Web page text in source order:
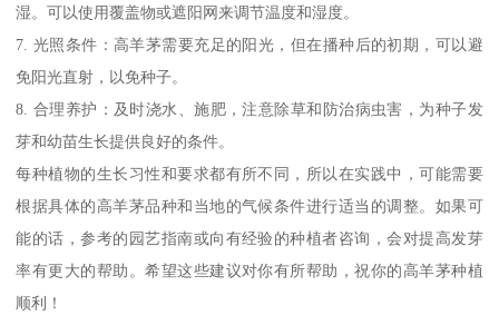
湿。可以使用覆盖物或遮阳网来调节温度和湿度。
7. 光照条件：高羊茅需要充足的阳光，但在播种后的初期，可以避
免阳光直射，以免种子。
8. 合理养护：及时浇水、施肥，注意除草和防治病虫害，为种子发
芽和幼苗生长提供良好的条件。
每种植物的生长习性和要求都有所不同，所以在实践中，可能需要
根据具体的高羊茅品种和当地的气候条件进行适当的调整。如果可
能的话，参考的园艺指南或向有经验的种植者咨询，会对提高发芽
率有更大的帮助。希望这些建议对你有所帮助，祝你的高羊茅种植
顺利！